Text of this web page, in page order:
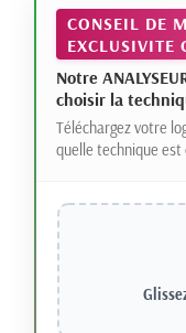
CONSEIL DE
EXCLUSIVITE
Notre
choisir la
Téléchargez votre
quelle technique est